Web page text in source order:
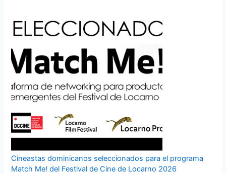
Cineastas dominicanos seleccionados para el programa
Match Me! del Festival de Cine de Locarno 2026